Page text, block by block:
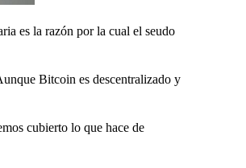
es la razón por la cual el seudo
Bitcoin es descentralizado y
cubierto lo que hace de